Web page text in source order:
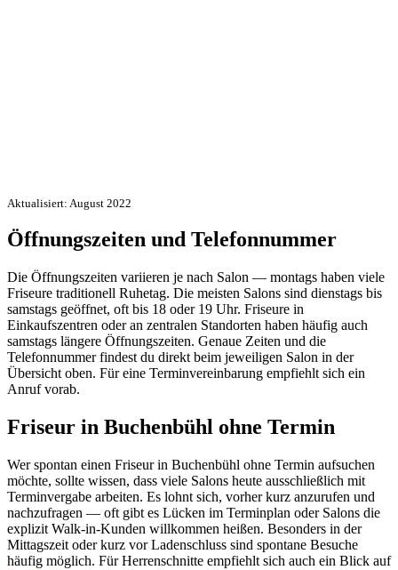
Aktualisiert: August 2022
Öffnungszeiten und Telefonnummer
Die Öffnungszeiten variieren je nach Salon — montags haben viele
Friseure traditionell Ruhetag. Die meisten Salons sind dienstags bis
samstags geöffnet, oft bis 18 oder 19 Uhr. Friseure in
Einkaufszentren oder an zentralen Standorten haben häufig auch
samstags längere Öffnungszeiten. Genaue Zeiten und die
Telefonnummer findest du direkt beim jeweiligen Salon in der
Übersicht oben. Für eine Terminvereinbarung empfiehlt sich ein
Anruf vorab.
Friseur in Buchenbühl ohne Termin
Wer spontan einen Friseur in Buchenbühl ohne Termin aufsuchen
möchte, sollte wissen, dass viele Salons heute ausschließlich mit
Terminvergabe arbeiten. Es lohnt sich, vorher kurz anzurufen und
nachzufragen — oft gibt es Lücken im Terminplan oder Salons die
explizit Walk-in-Kunden willkommen heißen. Besonders in der
Mittagszeit oder kurz vor Ladenschluss sind spontane Besuche
häufig möglich. Für Herrenschnitte empfiehlt sich auch ein Blick auf